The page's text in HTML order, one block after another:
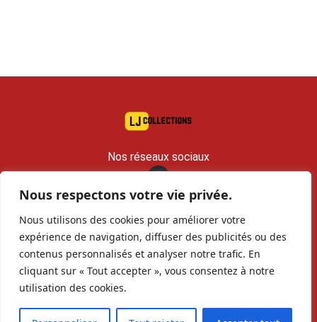
Nous respectons votre vie privée.
Nous utilisons des cookies pour améliorer votre
expérience de navigation, diffuser des publicités ou des
contenus personnalisés et analyser notre trafic. En
cliquant sur « Tout accepter », vous consentez à notre
utilisation des cookies.
Nos réseaux sociaux
contact@lj-collections.com
RCS 979 374 147 Romans
Vous voulez
vendre ?
Contact Archives